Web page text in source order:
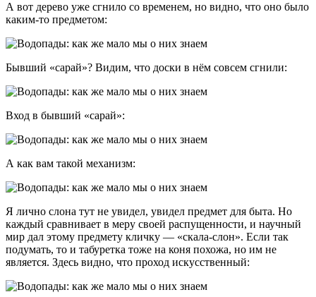
А вот дерево уже сгнило со временем, но видно, что оно было
каким-то предметом:
Бывший «сарай»? Видим, что доски в нём совсем сгнили:
Вход в бывший «сарай»:
А как вам такой механизм:
Я лично слона тут не увидел, увидел предмет для быта. Но
каждый сравнивает в меру своей распущенности, и научный
мир дал этому предмету кличку — «скала-слон». Если так
подумать, то и табуретка тоже на коня похожа, но им не
является. Здесь видно, что проход искусственный: